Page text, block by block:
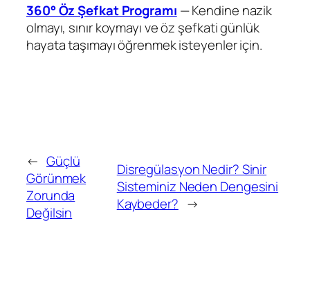
360° Öz Şefkat Programı — Kendine nazik
olmayı, sınır koymayı ve öz şefkati günlük
hayata taşımayı öğrenmek isteyenler için.
← Güçlü
Görünmek
Zorunda
Değilsin
Disregülasyon Nedir? Sinir
Sisteminiz Neden Dengesini
Kaybeder? →